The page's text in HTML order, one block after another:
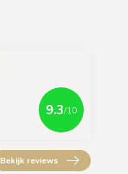
9.3/10
Bekijk reviews